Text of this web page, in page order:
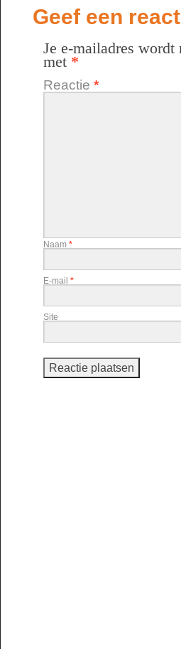
Geef een
Je e-mailadres wordt
met *
Reactie *
Naam *
E-mail *
Site